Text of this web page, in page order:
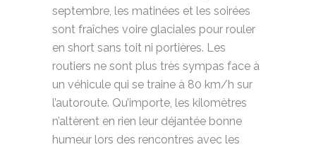
septembre, les matinées et les soirées
sont fraîches voire glaciales pour rouler
en short sans toit ni portières. Les
routiers ne sont plus très sympas face à
un véhicule qui se traine à 80 km/h sur
l’autoroute. Qu’importe, les kilomètres
n’altèrent en rien leur déjantée bonne
humeur lors des rencontres avec les